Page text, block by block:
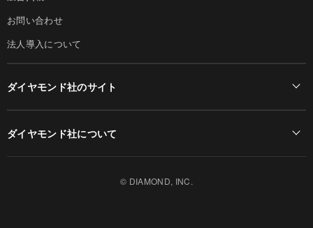
お問い合わせ
法人導入について
ダイヤモンド社のサイト
ダイヤモンド社について
© DIAMOND, INC.